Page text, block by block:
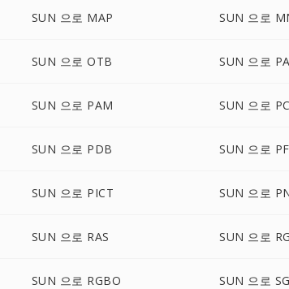
SUN 으로 MAP SUN 으로
SUN 으로 OTB SUN 으로
SUN 으로 PAM SUN 으로
SUN 으로 PDB SUN 으로
SUN 으로 PICT SUN 으로
SUN 으로 RAS SUN 으로
SUN 으로 RGBO SUN 으로